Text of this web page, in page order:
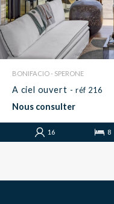
BONIFACIO - SPERONE
A ciel ouvert - réf 216
Nous consulter
16 8